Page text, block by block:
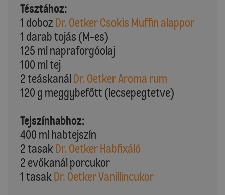
Tésztához:
1 doboz Dr. Oetker Csokis Muffin alappor
1 darab tojás (M-es)
125 ml napraforgóolaj
100 ml tej
2 teáskanálDr. Oetker Aroma rum
120 g meggybefőtt (lecsepegtetve)
Tejszínhabhoz:
400 ml habtejszín
2 tasak Dr. Oetker Habfixáló
2 evőkanál porcukor
1 tasak Dr. Oetker Vanillincukor